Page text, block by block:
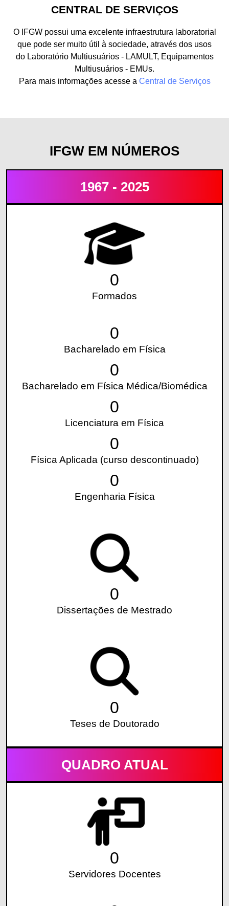
CENTRAL DE SERVIÇOS
O IFGW possui uma excelente infraestrutura laboratorial
que pode ser muito útil à sociedade, através dos usos
do Laboratório Multiusuários - LAMULT, Equipamentos
Multiusuários - EMUs.
Para mais informações acesse a Central de Serviços
IFGW EM NÚMEROS
1967 - 2025
0
Formados
0
Bacharelado em Física
0
Bacharelado em Física Médica/Biomédica
0
Licenciatura em Física
0
Física Aplicada (curso descontinuado)
0
Engenharia Física
0
Dissertações de Mestrado
0
Teses de Doutorado
QUADRO ATUAL
0
Servidores Docentes